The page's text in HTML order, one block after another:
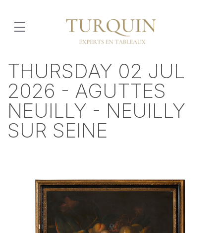
THURSDAY 02 JUL
2026 - AGUTTES
NEUILLY - NEUILLY
SUR SEINE